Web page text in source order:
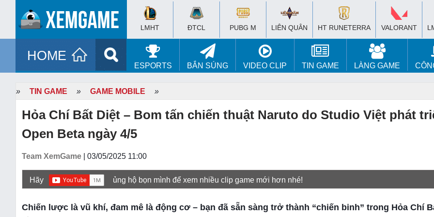
LMHT ĐTCL PUBG M LIÊN QUÂN HT RUNETERRA VALORANT
HOME
ESPORTS BẮN SÚNG VIDEO CLIP TIN GAME LÀNG GAME
» TIN GAME » GAME MOBILE »
Hỏa Chí Bất Diệt – Bom tấn chiến thuật Naruto do Studio Việt phát
Open Beta ngày 4/5
Team XemGame | 03/05/2025 11:00
Hãy ủng hộ bọn mình để xem nhiều clip game mới hơn nhé!
Chiến lược là vũ khí, đam mê là động cơ – bạn đã sẵn sàng trở thành “chiến binh” trong Hỏa Chí